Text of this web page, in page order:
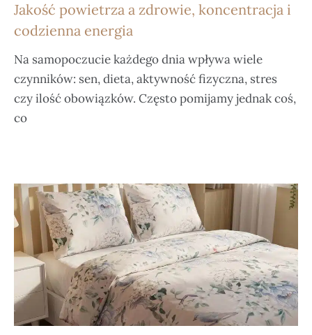
Jakość powietrza a zdrowie, koncentracja i
codzienna energia
Na samopoczucie każdego dnia wpływa wiele
czynników: sen, dieta, aktywność fizyczna, stres
czy ilość obowiązków. Często pomijamy jednak coś,
co